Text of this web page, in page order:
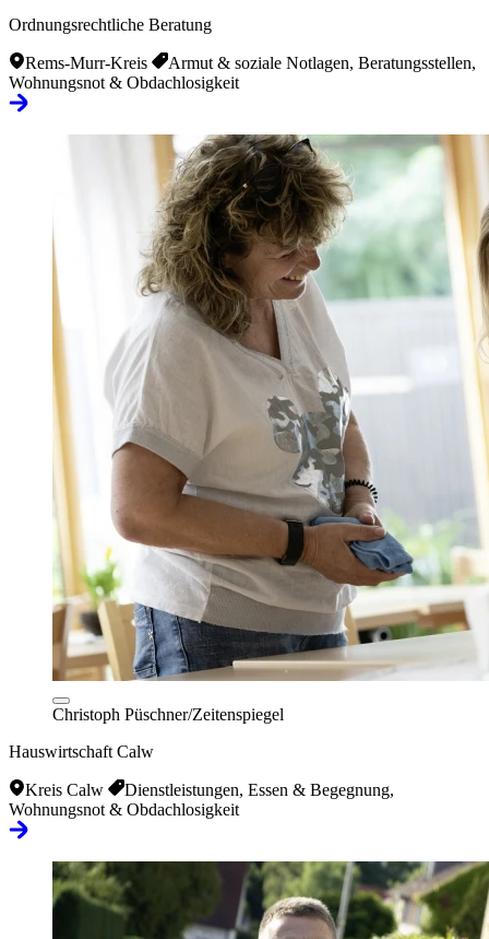
Ordnungsrechtliche Beratung
Rems-Murr-Kreis
Armut & soziale Notlagen, Beratungsstellen,
Wohnungsnot & Obdachlosigkeit
Christoph Püschner/Zeitenspiegel
Hauswirtschaft Calw
Kreis Calw
Dienstleistungen, Essen & Begegnung,
Wohnungsnot & Obdachlosigkeit